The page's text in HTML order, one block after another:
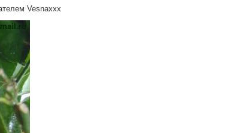
Vesnaxxx